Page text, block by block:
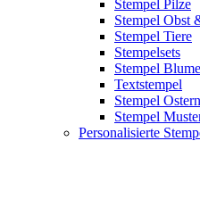
Stempel Pilze
Stempel Obst
Stempel Tiere
Stempelsets
Stempel
Textstempel
Stempel Ostern
Stempel
Personalisierte